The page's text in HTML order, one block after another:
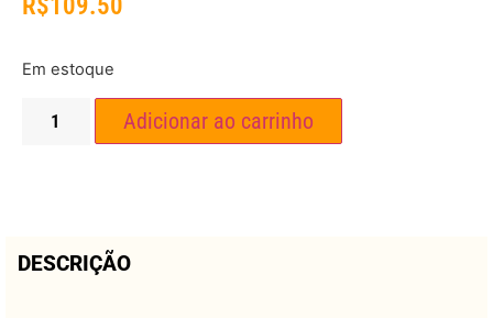
R$109.50
Em estoque
Adicionar ao carrinho
DESCRIÇÃO